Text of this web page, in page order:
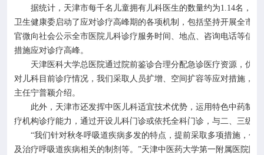
据统计，天津市每千名儿童拥有儿科医生的数量约为1.14名，再
卫生健康委启动了应对诊疗高峰期的各项机制，包括坚持开展全市
官微向社会公示全市医院儿科诊疗服务时间、地点、咨询电话等信
措施应对诊疗高峰。
天津医科大学总医院通过院前鉴诊合理分配急诊医疗资源，优先
对儿科目前诊疗情况，我们采取人员扩增、空间扩容等应对措施，
主任宁普颖介绍。
此外，天津市还发挥中医儿科适宜技术优势，运用特色中药制剂
疗机构诊疗能力，通过开设儿科门诊或依托全科门诊，与二、三级
“我们针对秋冬呼吸道疾病多发的特点，提前采取多项措施，
及治疗呼吸道疾病相关的制剂等。”天津中医药大学第一附属医院